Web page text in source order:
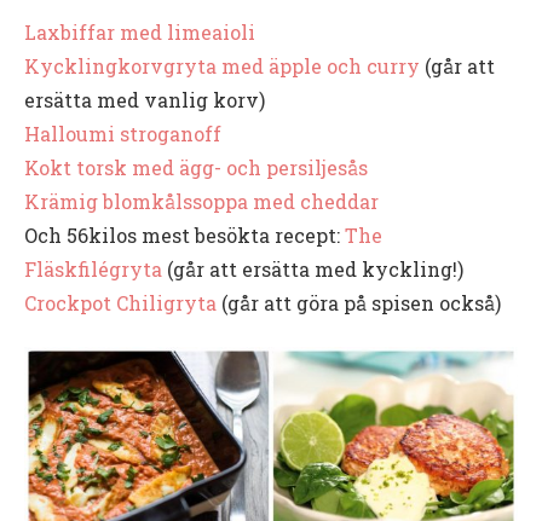
Laxbiffar med limeaioli
Kycklingkorvgryta med äpple och curry (går att
ersätta med vanlig korv)
Halloumi stroganoff
Kokt torsk med ägg- och persiljesås
Krämig blomkålssoppa med cheddar
Och 56kilos mest besökta recept:The
Fläskfilégryta (går att ersätta med kyckling!)
Crockpot Chiligryta (går att göra på spisen också)